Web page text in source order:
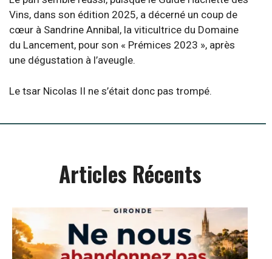
Vins, dans son édition 2025, a décerné un coup de
cœur à Sandrine Annibal, la viticultrice du Domaine
du Lancement, pour son « Prémices 2023 », après
une dégustation à l’aveugle.
Le tsar Nicolas II ne s’était donc pas trompé.
Articles Récents